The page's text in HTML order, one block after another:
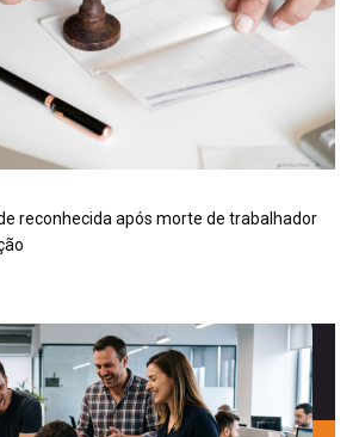
reconhecida após morte de trabalhador